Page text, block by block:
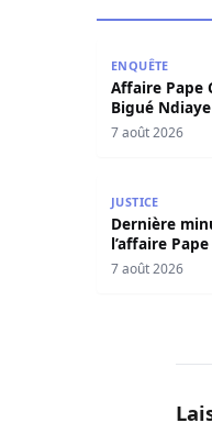
ENQUÊTE
Affaire Pape
Bigué
7 août 2026
JUSTICE
Dernière
l’affaire
7 août 2026